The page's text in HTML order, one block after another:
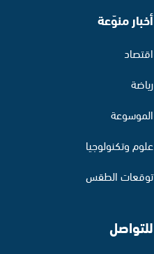
أخبار منوّعة
اقتصاد
رياضة
الموسوعة
علوم وتكنولوجيا
توقعات الطقس
للتواصل